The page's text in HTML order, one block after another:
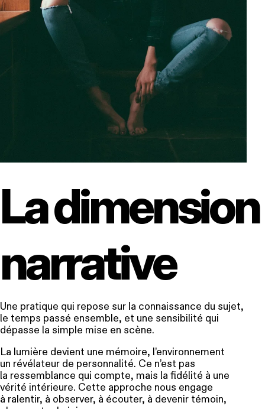
La dimension
narrative
Une pratique qui repose sur la connaissance du sujet,
le temps passé ensemble, et une sensibilité qui
dépasse la simple mise en scène.
La lumière devient une mémoire, l’environnement
un révélateur de personnalité. Ce n’est pas
la ressemblance qui compte, mais la fidélité à une
vérité intérieure. Cette approche nous engage
à ralentir, à observer, à écouter, à devenir témoin,